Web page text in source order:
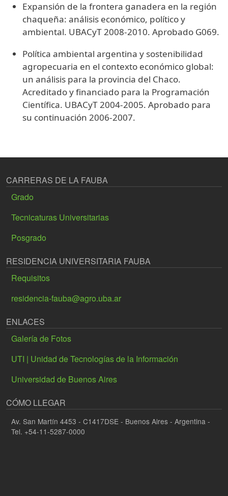
Expansión de la frontera ganadera en la región
chaqueña: análisis económico, político y
ambiental. UBACyT 2008-2010. Aprobado G069.
Política ambiental argentina y sostenibilidad
agropecuaria en el contexto económico global:
un análisis para la provincia del Chaco.
Acreditado y financiado para la Programación
Científica. UBACyT 2004-2005. Aprobado para
su continuación 2006-2007.
CARRERAS DE LA FAUBA
Grado
Tecnicaturas Universitarias
Posgrado
RESIDENCIA UNIVERSITARIA FAUBA
Requisitos
residencia-fauba@agro.uba.ar
ENLACES
Galería de Fotos
UTI | Unidad de Tecnologías de la Información
Universidad de Buenos Aires
CÓMO LLEGAR
Av. San Martín 4453 - C1417DSE - Buenos Aires - Argentina -
Tel. +54-11-5287-0000